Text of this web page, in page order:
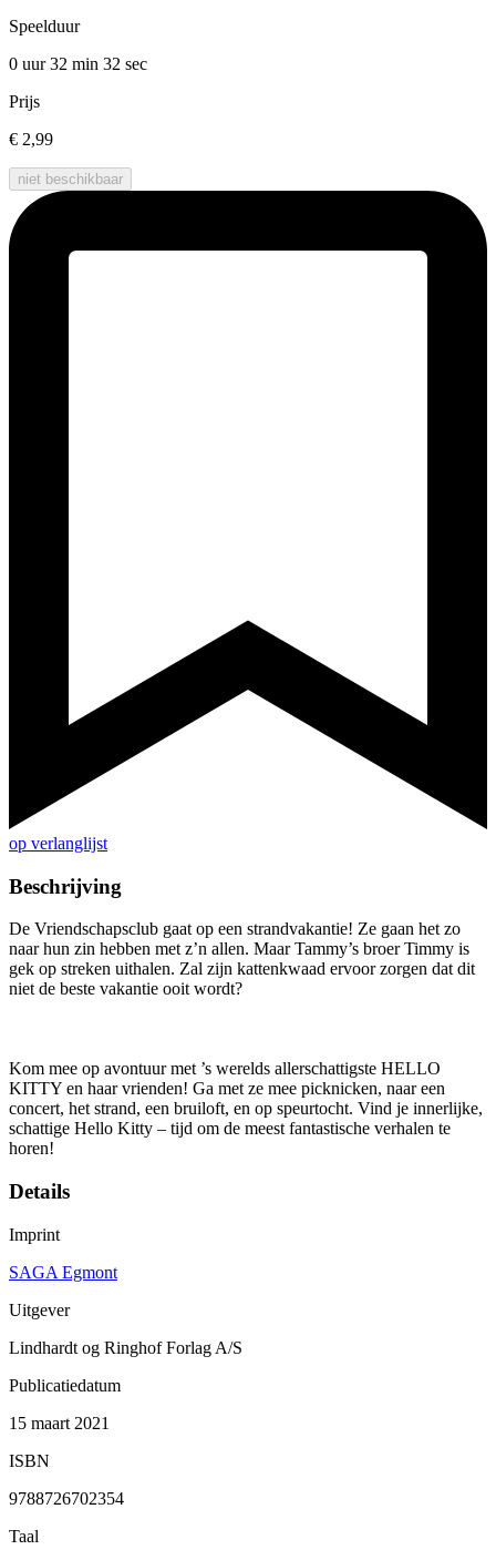
Speelduur
0 uur 32 min 32 sec
Prijs
€ 2,99
niet beschikbaar
op verlanglijst
Beschrijving
De Vriendschapsclub gaat op een strandvakantie! Ze gaan het zo
naar hun zin hebben met z’n allen. Maar Tammy’s broer Timmy is
gek op streken uithalen. Zal zijn kattenkwaad ervoor zorgen dat dit
niet de beste vakantie ooit wordt?
Kom mee op avontuur met ’s werelds allerschattigste HELLO
KITTY en haar vrienden! Ga met ze mee picknicken, naar een
concert, het strand, een bruiloft, en op speurtocht. Vind je innerlijke,
schattige Hello Kitty – tijd om de meest fantastische verhalen te
horen!
Details
Imprint
SAGA Egmont
Uitgever
Lindhardt og Ringhof Forlag A/S
Publicatiedatum
15 maart 2021
ISBN
9788726702354
Taal